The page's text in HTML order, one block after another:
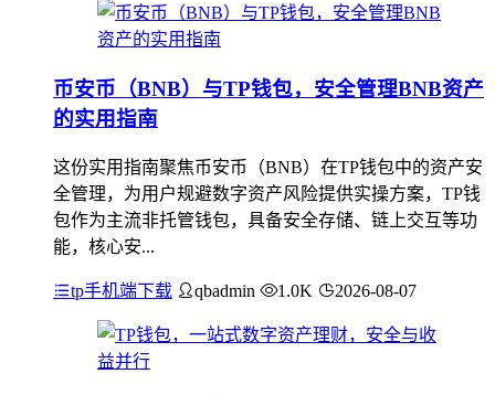
币安币（BNB）与TP钱包，安全管理BNB资产
的实用指南
这份实用指南聚焦币安币（BNB）在TP钱包中的资产安
全管理，为用户规避数字资产风险提供实操方案，TP钱
包作为主流非托管钱包，具备安全存储、链上交互等功
能，核心安...
tp手机端下载 qbadmin 1.0K 2026-08-07